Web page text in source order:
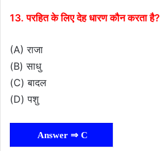
13. परहित के लिए देह धारण कौन करता है?
(A) राजा
(B) साधु
(C) बादल
(D) पशु
Answer ⇒ C